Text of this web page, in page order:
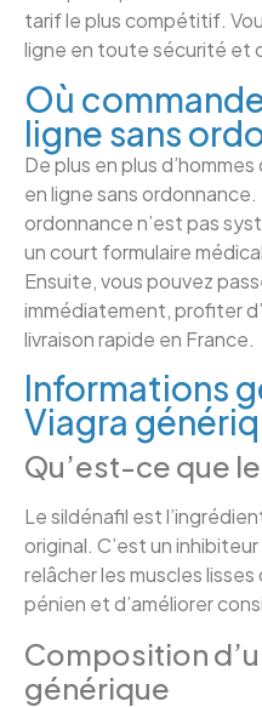
tarif le plus compétitif.
ligne en toute sécurité et
Où
ligne sans
De plus en plus
en ligne sans ordonnance.
ordonnance n’est pas
un court formulaire
Ensuite, vous pouvez
immédiatement, profiter
livraison rapide en France.
Informations
Viagra
Qu’est-ce que
Le sildénafil est
original. C’est un
relâcher les muscles
pénien et d’améliorer
Composition
générique